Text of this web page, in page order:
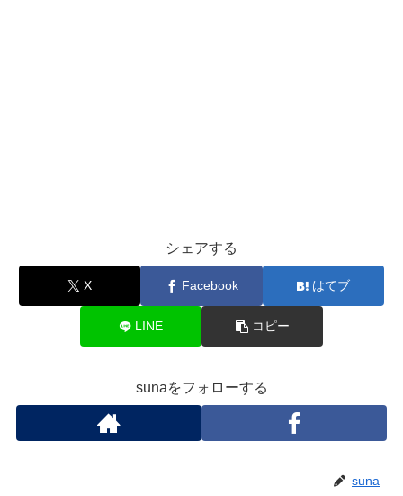
シェアする
X Facebook はてブ
LINE コピー
sunaをフォローする
suna